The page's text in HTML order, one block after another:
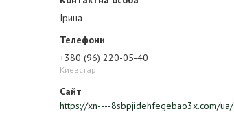
Ірина
+380 (96) 220-05-40
Киевстар
https://xn----8sbpjidehfegebao3x.com/ua/